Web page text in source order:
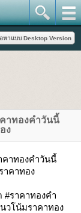
าทองคำวันนี้
ง
คาทองคำวันนี้
าคาทอง
#ราคาทองคำ
วโน้มราคาทอง